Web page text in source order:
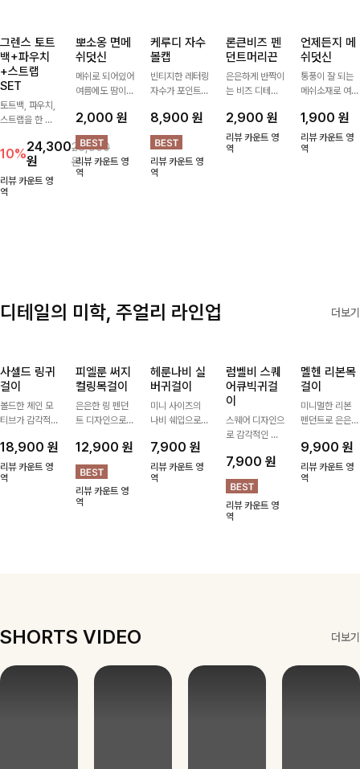
그렌스 토트
백+파우치
+스트랩
SET
토트백, 파우치,
스트랩을 한 번
ITEM활용도 높
게 어디에든 다
양하게 즐겨주세
요 ;)
10%24,300
원
26,900
원
리뷰 카운트 영
역
뽀소옹 면메
쉬덧신
메쉬로 되어있어
여름에도 땀이
음도 당당해지세
요:-)
2,000 원
리뷰 카운트 영
역
케루디 자수
볼캡
빈티지한 레터링
자수가 포인트가
에 자연스럽게
어우러지는 볼
캡!베이직한 컬
러와 깔끔한 쉐
입으로 캐주얼부
8,900원
리뷰 카운트 영
역
론큰비즈 펜
던트머리끈
은은하게 반짝이
는 비즈 디테일
트로 스타일에
센스를 더해주는
아이템, 탄탄한
2,900 원
리뷰 카운트 영
역
언제든지 메
쉬덧신
통풍이 잘 되는
메쉬소재로 여름
데일리로 신기
좋은 덧신이에요
^^
1,900원
리뷰 카운트 영
역
디테일의 미학, 주얼리 라인업 더보기
사셀드 링귀
걸이
볼드한 체인 모
티브가 감각적인
는 귀걸이- 심플
하면서도 존재감
있는 디자인으로
18,900 원
리뷰 카운트 영
역
피엘룬 써지
컬링목걸이
은은한 링 펜던
트 디자인으로
써지컬스틸 소재
로 변색 걱정 없
이 데일리로 착
용하기 좋아요-
12,900 원
리뷰 카운트 영
역
헤룬나비 실
버귀걸이
미니 사이즈의
나비 쉐입으로
내어줄 이어링,
과하지 않은 포
인트가 되어줘
7,900원
리뷰 카운트 영
역
럼벨비 스퀘
어큐빅귀걸
이
스퀘어 디자인으
로 감각적인 무
안에 큐빅을 담
아 더욱 고급스
럽게 연출되는
귀걸이에요~!
7,900 원
리뷰 카운트 영
역
멜헨 리본목
걸이
미니멀한 리본
펜던트로 은은한
는 목걸이예요.
골드, 실버 컬러
로 구성돼 어떤
9,900원
리뷰 카운트 영
역
SHORTS VIDEO 더보기